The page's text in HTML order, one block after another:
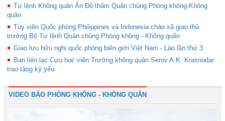
Tư lệnh Không quân Ấn Độ thăm Quân chủng Phòng không-Không
quân
Tùy viên Quốc phòng Philippines và Indonesia chào xã giao thủ
trưởng Bộ Tư lệnh Quân chủng Phòng không - Không quân
Giao lưu hữu nghị quốc phòng biên giới Việt Nam - Lào lần thứ 3
Ban liên lạc Cựu học viên Trường không quân Serov A.K. Krasnodar
trao tặng kỷ yếu
VIDEO BÁO PHÒNG KHÔNG - KHÔNG QUÂN